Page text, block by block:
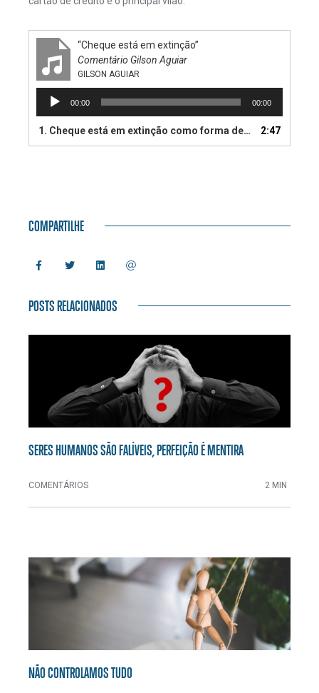
“Cheque está em extinção”
Comentário Gilson Aguiar
GILSON AGUIAR
Tocador
áudio
00:00 00:00
1. Cheque está em extinção como forma de pagamento. 2:47
COMPARTILHE
POSTS RELACIONADOS
SERES HUMANOS SÃO FALÍVEIS, PERFEIÇÃO É MENTIRA
COMENTÁRIOS 2 MIN
NÃO CONTROLAMOS TUDO